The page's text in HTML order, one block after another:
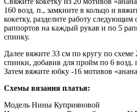
160 возд. п., замкните в кольцо и
кокетку, разделите работу следующим
раппортов на каждый рукав и по 5
спинку.
Далее вяжите 33 см по кругу по схеме
спинки, добавив для пройм по 6 возд.
Затем вяжите юбку -16 мотивов
Схемы вязания платья:
Модель Нины Куприяновой